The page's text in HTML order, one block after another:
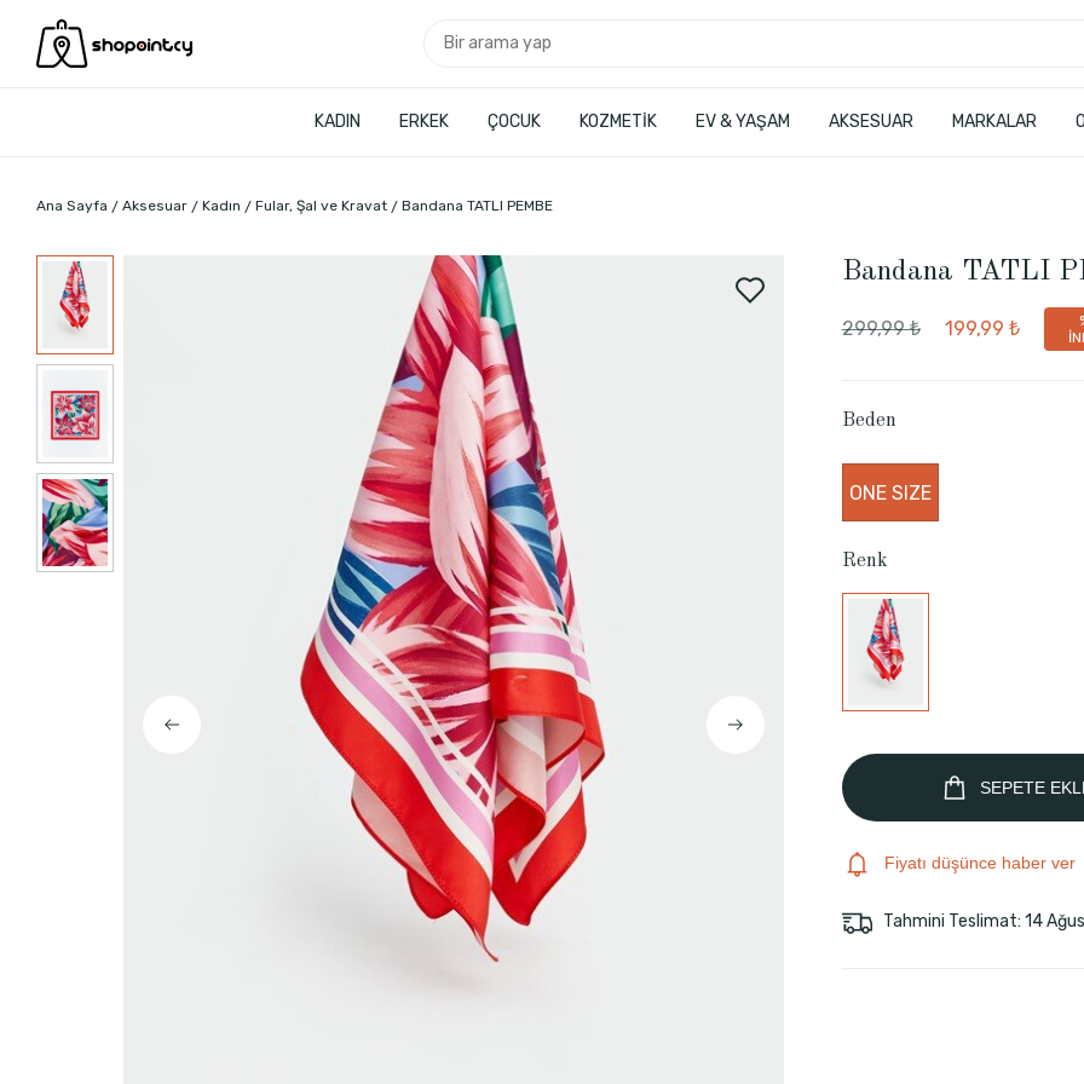
KADIN ERKEK ÇOCUK KOZMETİK EV & YAŞAM AKSESUAR MARKALAR
Ana Sayfa Aksesuar Kadın Fular, Şal ve Kravat Bandana TATLI PEMBE
Bandana TATLI
299,99 ₺ 199,99 ₺
Beden
ONE SIZE
Renk
SEPETE
Fiyatı düşünce haber ver
Tahmini Teslimat: 14